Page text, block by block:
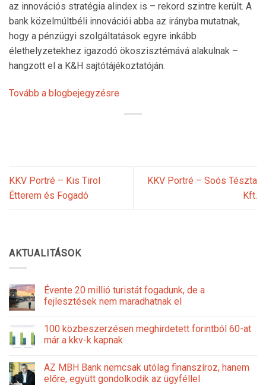
az innovációs stratégia alindex is – rekord szintre került. A
bank közelmúltbéli innovációi abba az irányba mutatnak,
hogy a pénzügyi szolgáltatások egyre inkább
élethelyzetekhez igazodó ökoszisztémává alakulnak –
hangzott el a K&H sajtótájékoztatóján.
Tovább a blogbejegyzésre
KKV Portré – Kis Tirol
Étterem és Fogadó
KKV Portré – Soós Tészta
Kft.
AKTUALITÁSOK
Évente 20 millió turistát fogadunk, de a
fejlesztések nem maradhatnak el
100 közbeszerzésen meghirdetett forintból 60-at
már a kkv-k kapnak
AZ MBH Bank nemcsak utólag finanszíroz, hanem
előre, együtt gondolkodik az ügyféllel